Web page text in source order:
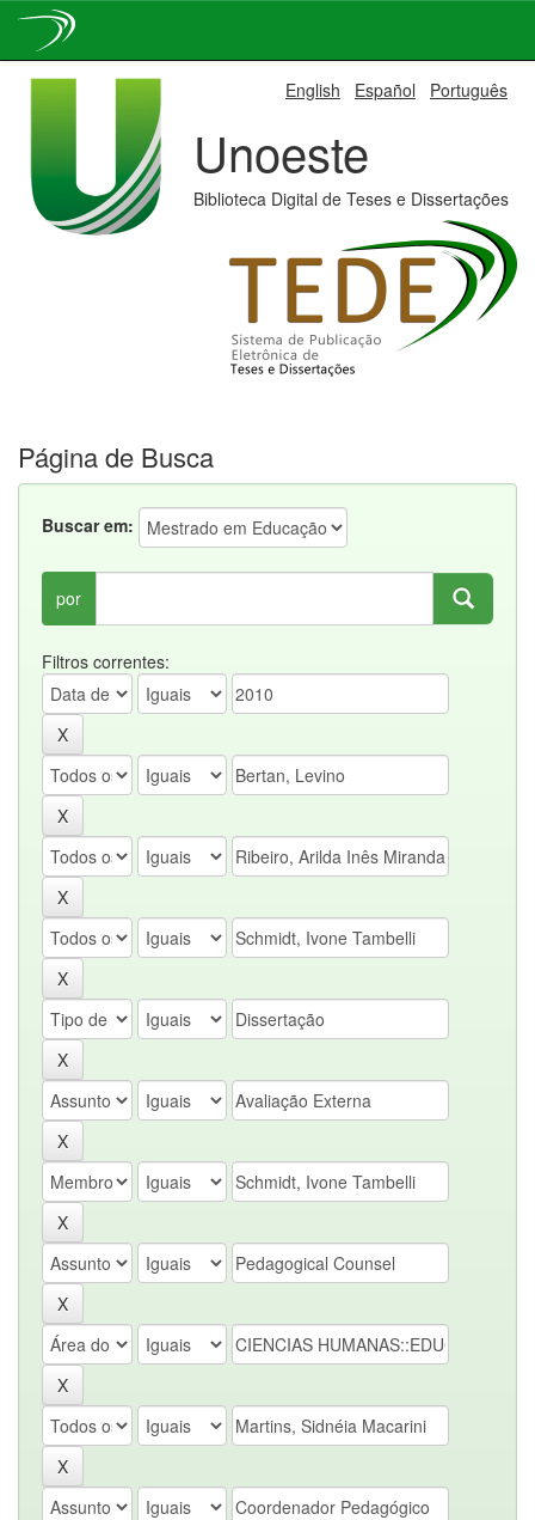
English Español Português
Unoeste
Biblioteca Digital de Teses e Dissertações
Página de Busca
Buscar em:
por
Filtros correntes: